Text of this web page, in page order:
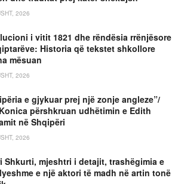
2026
i vitit 1821 dhe rëndësia rrënjësore
Historia që tekstet shkollore
mësuan
2026
e gjykuar prej një zonje angleze”/
përshkruan udhëtimin e Edith
në Shqipëri
2026
Shkurti, mjeshtri i detajit, trashëgimia e
e një aktori të madh në artin tonë